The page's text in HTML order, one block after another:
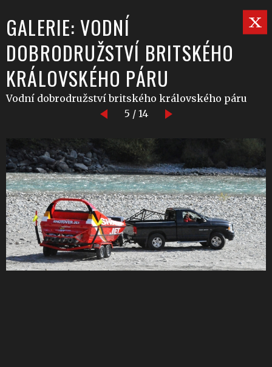
GALERIE: VODNÍ
DOBRODRUŽSTVÍ BRITSKÉHO
KRÁLOVSKÉHO PÁRU
Vodní dobrodružství britského královského páru
5 / 14